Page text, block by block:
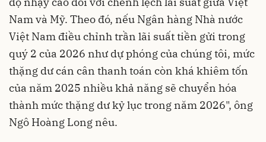
Nam và Mỹ. Theo đó, nếu Ngân hàng Nhà nước
Việt Nam điều chỉnh trần lãi suất tiền gửi trong
quý 2 của 2026 như dự phóng của chúng tôi, mức
thặng dư cán cân thanh toán còn khá khiêm tốn
của năm 2025 nhiều khả năng sẽ chuyển hóa
thành mức thặng dư kỷ lục trong năm 2026", ông
Ngô Hoàng Long nêu.